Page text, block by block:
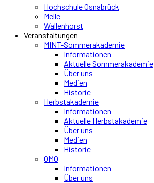
Hochschule Osnabrück
Melle
Wallenhorst
Veranstaltungen
MINT-Sommerakademie
Informationen
Aktuelle Sommerakademie
Über uns
Medien
Historie
Herbstakademie
Informationen
Aktuelle Herbstakademie
Über uns
Medien
Historie
OMO
Informationen
Über uns